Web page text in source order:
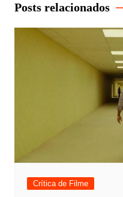
Posts relacionados
Crítica de Filme